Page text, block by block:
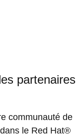
partenaires
communauté de
le Red Hat®